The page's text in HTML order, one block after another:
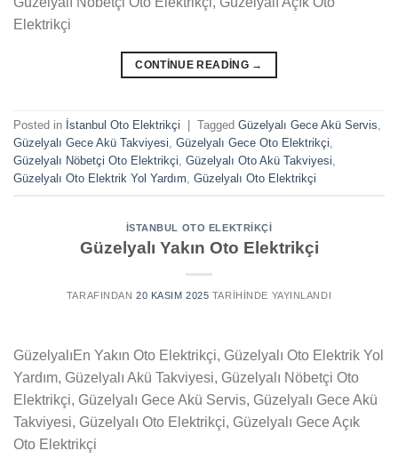
Elektrikçi
CONTINUE READING →
Posted in İstanbul Oto Elektrikçi Tagged Güzelyalı Gece Akü Servis
Güzelyalı Gece Akü Takviyesi Güzelyalı Gece Oto Elektrikçi
Güzelyalı Nöbetçi Oto Elektrikçi Güzelyalı Oto Akü Takviyesi
Güzelyalı Oto Elektrik Yol Yardım Güzelyalı Oto Elektrikçi
İSTANBUL OTO ELEKTRIKÇI
Güzelyalı Yakın Oto Elektrikçi
TARAFINDAN 20 KASIM 2025 TARIHINDE YAYINLANDI
GüzelyalıEn Yakın Oto Elektrikçi, Güzelyalı Oto Elektrik Yol
Yardım, Güzelyalı Akü Takviyesi, Güzelyalı Nöbetçi Oto
Elektrikçi, Güzelyalı Gece Akü Servis, Güzelyalı Gece Akü
Takviyesi, Güzelyalı Oto Elektrikçi, Güzelyalı Gece Açık
Oto Elektrikçi